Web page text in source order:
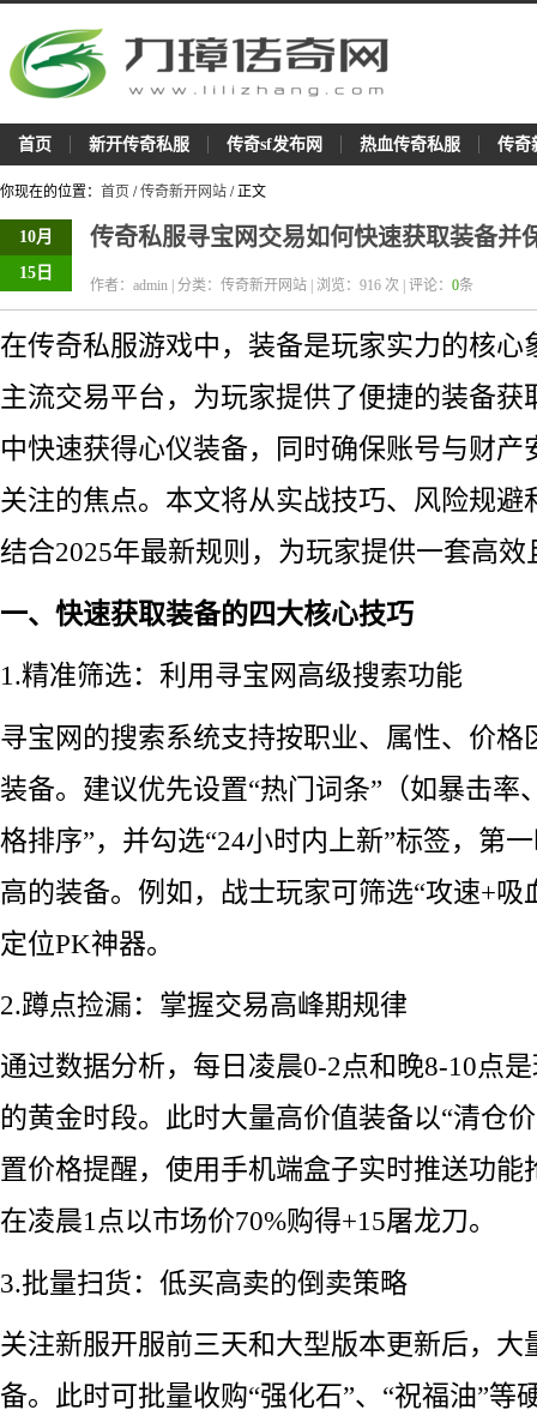
首页 新开传奇私服 传奇sf发布网 热血传奇私服 传奇
你现在的位置： 首页 /传奇新开网站 / 正文
10月
15日
传奇私服寻宝网交易如何快速获取装备并
作者：admin | 分类：传奇新开网站 | 浏览： 916 次 | 评论： 0条
在传奇私服游戏中，装备是玩家实力的核心
主流交易平台，为玩家提供了便捷的装备获
中快速获得心仪装备，同时确保账号与财产
关注的焦点。本文将从实战技巧、风险规避
结合2025年最新规则，为玩家提供一套高
一、快速获取装备的四大核心技巧
1.精准筛选：利用寻宝网高级搜索功能
寻宝网的搜索系统支持按职业、属性、价格
装备。建议优先设置“热门词条”（如暴击率
格排序”，并勾选“24小时内上新”标签，第
高的装备。例如，战士玩家可筛选“攻速+吸
定位PK神器。
2.蹲点捡漏：掌握交易高峰期规律
通过数据分析，每日凌晨0-2点和晚8-10点
的黄金时段。此时大量高价值装备以“清仓
置价格提醒，使用手机端盒子实时推送功能
在凌晨1点以市场价70%购得+15屠龙刀。
3.批量扫货：低买高卖的倒卖策略
关注新服开服前三天和大型版本更新后，大
备。此时可批量收购“强化石”、“祝福油”等